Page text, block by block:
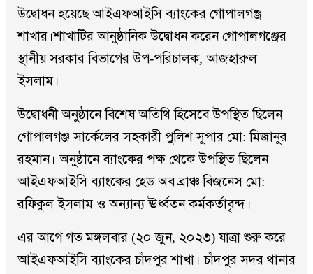
উদ্বোধন হয়েছে আইএফআইসি ব্যাংকের গোপালগঞ্জ
শাখার।শাখাটির আনুষ্ঠানিক উদ্বোধন করেন গোপালগঞ্জের
স্থানীয় সরকার বিভাগের উপ-পরিচালক, আজহারুল
ইসলাম।
উদ্বোধনী অনুষ্ঠানে বিশেষ অতিথি হিসেবে উপস্থিত ছিলেন
গোপালগঞ্জ সার্কেলের সহকারী পুলিশ সুপার মো: মিজানুর
রহমান। অনুষ্ঠানে ব্যাংকের পক্ষ থেকে উপস্থিত ছিলেন
আইএফআইসি ব্যাংকের হেড অব ব্রাঞ্চ বিজনেস মো:
রফিকুল ইসলাম ও অন্যান্য ঊর্ধ্বতন কর্মকর্তাবৃন্দ।
এর আগে গত মঙ্গলবার (২০ জুন, ২০২৩) যাত্রা শুরু করে
আইএফআইসি ব্যাংকের চাঁদপুর শাখা। চাঁদপুর সদর থানার